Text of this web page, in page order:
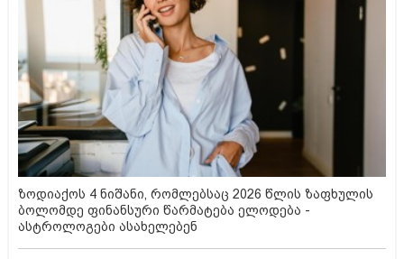
ზოდიაქოს 4 ნიშანი, რომლებსაც 2026 წლის ზაფხულის
ბოლომდე ფინანსური წარმატება ელოდება -
ასტროლოგები ასახელებენ